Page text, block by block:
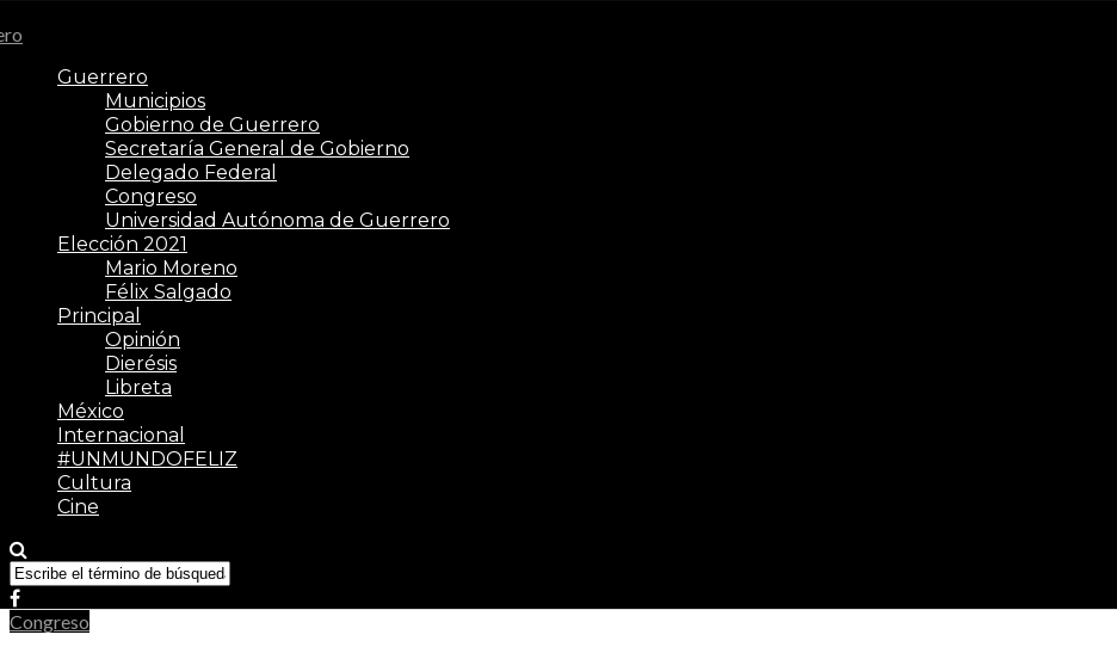
Guerrero
Municipios
Gobierno de Guerrero
Secretaría General de Gobierno
Delegado Federal
Congreso
Universidad Autónoma de Guerrero
Elección 2021
Mario Moreno
Félix Salgado
Principal
Opinión
Dierésis
Libreta
México
Internacional
#UNMUNDOFELIZ
Cultura
Cine
Congreso